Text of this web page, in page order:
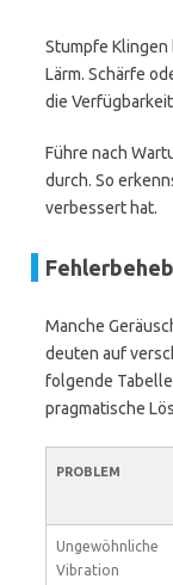
Stumpfe
Lärm. Schärfe
die
Führe nach
durch. So
verbessert hat.
Manche
deuten auf
folgende
pragmatische
PROBLEM
Ungewöhnliche
Vibration